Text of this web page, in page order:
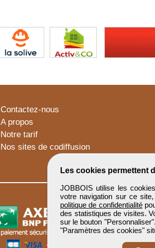
Les cookies permettent
JOBBOIS utilise les
votre navigation sur ce
politique de confidentialité
des statistiques de visites.
sur le bouton
"Paramètres des cookies"
Contactez-nous
A propos
Notre tarif
Nos sites de codiffusion